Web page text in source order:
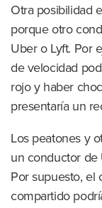
Otra posibilidad
porque otro
Uber o Lyft. Por
de velocidad
rojo y haber
presentaría un
Los peatones y
un conductor de
Por supuesto, el
compartido